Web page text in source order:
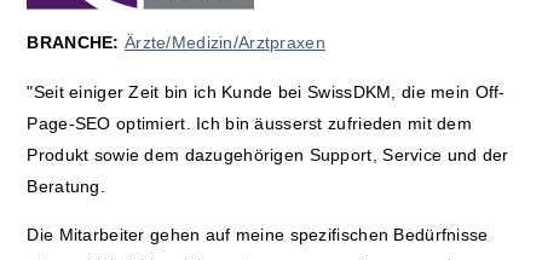
BRANCHE: Ärzte/Medizin/Arztpraxen
"Seit einiger Zeit bin ich Kunde bei SwissDKM, die mein Off-
Page-SEO optimiert. Ich bin äusserst zufrieden mit dem
Produkt sowie dem dazugehörigen Support, Service und der
Beratung.
Die Mitarbeiter gehen auf meine spezifischen Bedürfnisse